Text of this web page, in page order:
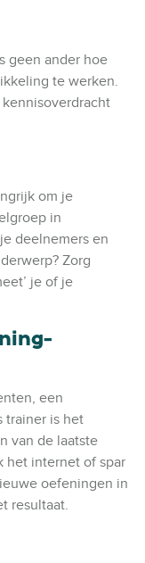
geen ander hoe
te werken.
om je
in
deelnemers en
Zorg
je of je
een
trainer is het
van de laatste
het internet of spar
oefeningen in
resultaat.